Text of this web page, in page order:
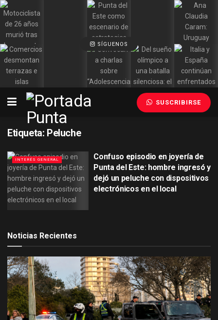
SÍGUENOS
SUSCRIBIRSE
Etiqueta: Peluche
INTERÉS GENERAL
Confuso episodio en joyería de
Punta del Este: hombre ingresó y
dejó un peluche con dispositivos
electrónicos en el local
Noticias Recientes